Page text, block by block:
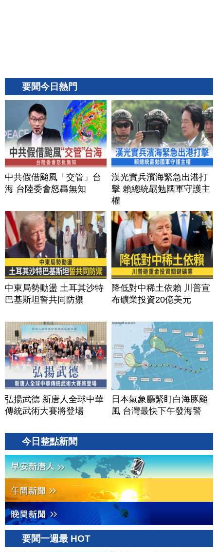
要聞今日熱門
中共假借颱風「交管」台
海 台陸委會怒轟無知
漢光實兵濱海緊急出港打
擊 賴總統勗勉國軍守護主
權
中東局勢動盪 土耳其沙特
巴基斯坦誓共同防禦
降低對中稀土依賴 川普宣
布礦業投資20億美元
弘揚武德 新唐人全球中華
傳統武術大賽將登場
日本氣象廳緊盯白海豚颱
風 台灣最快下午發海警
今日整點新聞
要聞一週最 HOT